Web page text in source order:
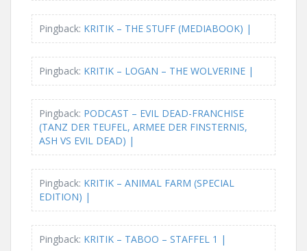
Pingback: KRITIK – THE STUFF (MEDIABOOK) |
Pingback: KRITIK – LOGAN – THE WOLVERINE |
Pingback: PODCAST – EVIL DEAD-FRANCHISE
(TANZ DER TEUFEL, ARMEE DER FINSTERNIS,
ASH VS EVIL DEAD) |
Pingback: KRITIK – ANIMAL FARM (SPECIAL
EDITION) |
Pingback: KRITIK – TABOO – STAFFEL 1 |